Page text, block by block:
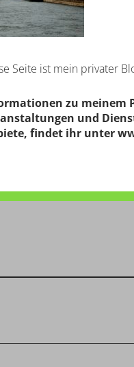
Seite ist mein privater
zu meinem
und
findet ihr unter